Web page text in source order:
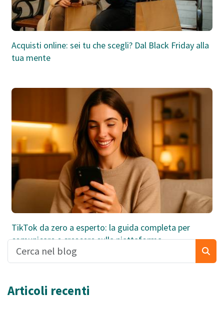
Acquisti online: sei tu che scegli? Dal Black Friday alla
tua mente
TikTok da zero a esperto: la guida completa per
comunicare e crescere sulla piattaforma
Articoli recenti